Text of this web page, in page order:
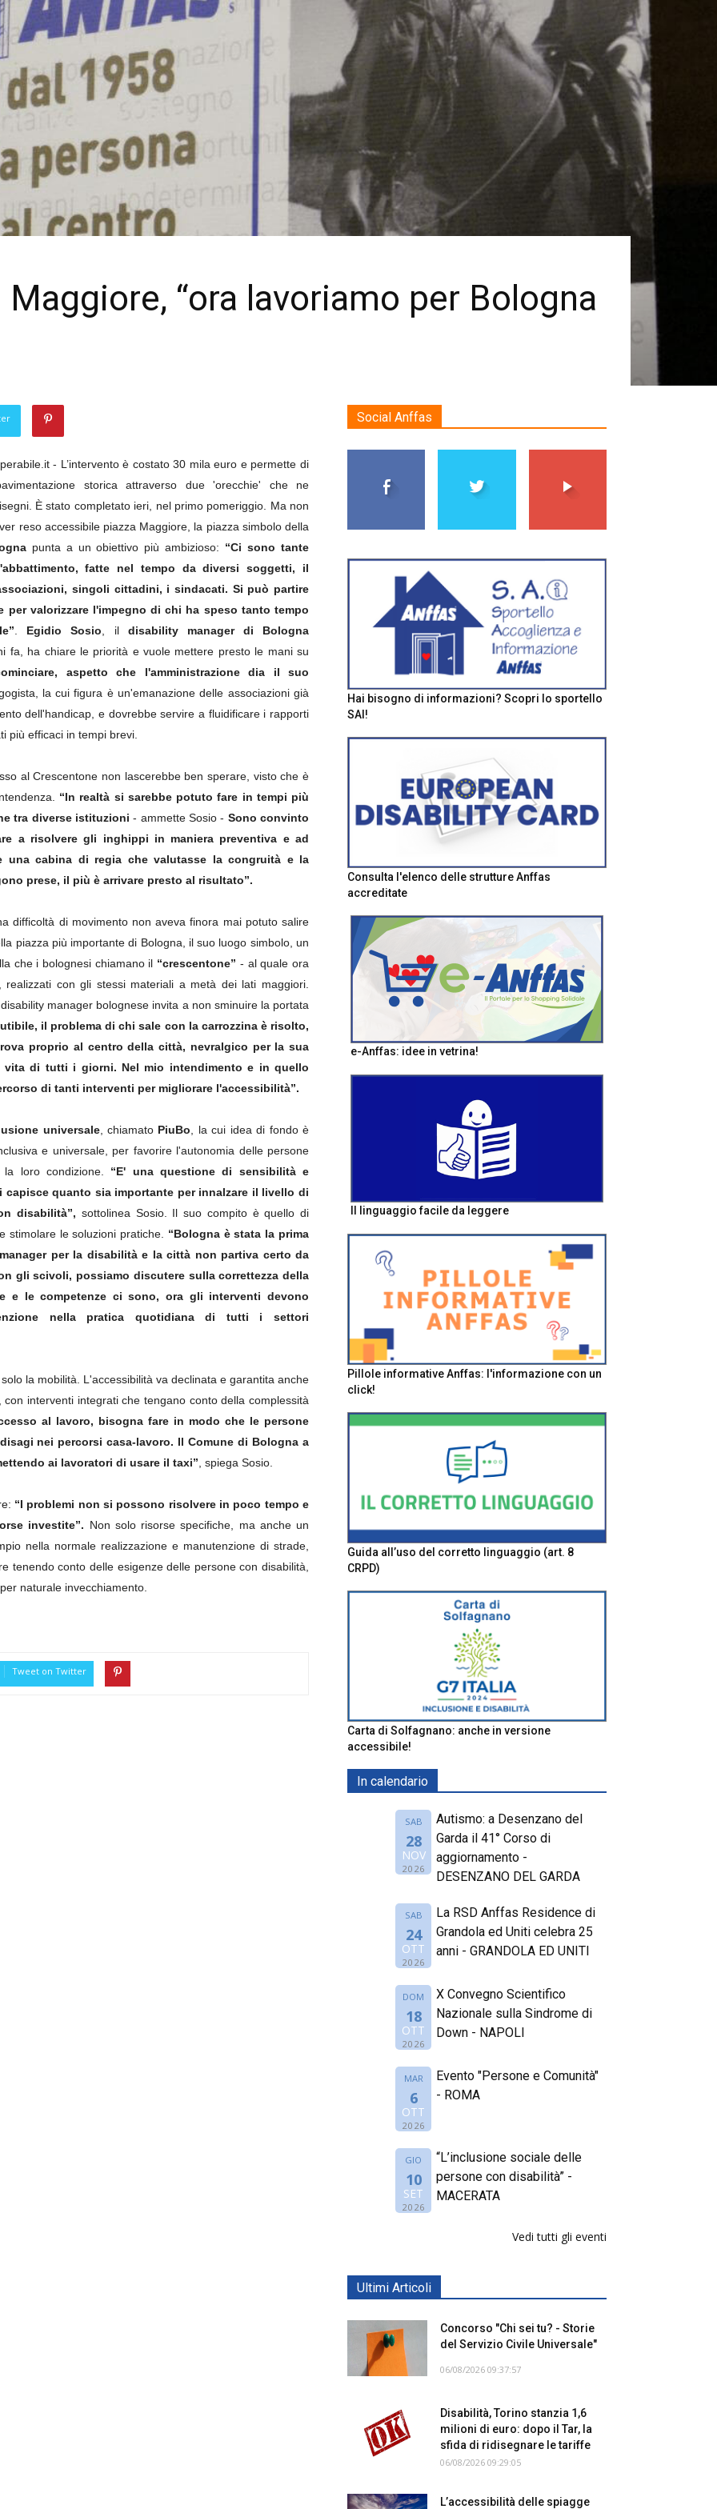
“ora lavoriamo per Bologna
- L’intervento è costato 30 mila euro e permette di
storica attraverso due 'orecchie' che ne
Èstato completato ieri, nel primo pomeriggio. Ma non
reso accessibile piazza Maggiore, la piazza simbolo della
punta a un obiettivo più ambizioso: “Ci sono tante
fatte nel tempo da diversi soggetti, il
singoli cittadini, i sindacati. Si può partire
per valorizzare l'impegno di chi ha speso tanto tempo
. Egidio Sosio, il disability manager di Bologna
fa, ha chiare le priorità e vuole mettere presto le mani su
aspetto che l'amministrazione dia il suo
la cui figura è un'emanazione delle associazioni già
dell'handicap, e dovrebbe servire a fluidificare i rapporti
più efficaci in tempi brevi.
al Crescentone non lascerebbe ben sperare, visto che è
“In realtà si sarebbe potuto fare in tempi più
tra diverse istituzioni- ammette Sosio - Sono convinto
a risolvere gli inghippi in maniera preventiva e ad
una cabina di regia che valutasse la congruità e la
prese, il più è arrivare presto al risultato”.
difficoltà di movimento non aveva finora mai potuto salire
piazza più importante di Bologna, il suo luogo simbolo, un
che i bolognesi chiamano il “crescentone” - al quale ora
con gli stessi materiali a metà dei lati maggiori.
manager bolognese invita a non sminuire la portata
il problema di chi sale con la carrozzina è risolto,
proprio al centro della città, nevralgico per la sua
vita di tutti i giorni. Nel mio intendimento e in quello
di tanti interventi per migliorare l'accessibilità”.
universale, chiamato PiuBo, la cui idea di fondo è
e universale, per favorire l'autonomia delle persone
loro condizione. “E' una questione di sensibilità e
quanto sia importante per innalzare il livello di
disabilità”, sottolinea Sosio. Il suo compito è quello di
stimolare le soluzioni pratiche. “Bologna è stata la prima
per la disabilità e la città non partiva certo da
gli scivoli, possiamo discutere sulla correttezza della
e le competenze ci sono, ora gli interventi devono
nella pratica quotidiana di tutti i settori
la mobilità. L'accessibilità va declinata e garantita anche
interventi integrati che tengano conto della complessità
al lavoro, bisogna fare in modo che le persone
nei percorsi casa-lavoro. Il Comune di Bologna a
ai lavoratori di usare il taxi”, spiega Sosio.
“I problemi non si possono risolvere in poco tempo e
investite”. Non solo risorse specifiche, ma anche un
nella normale realizzazione e manutenzione di strade,
tenendo conto delle esigenze delle persone con disabilità,
naturale invecchiamento.
Tweet on Twitter
Social Anffas
Hai bisogno di informazioni? Scopri lo sportello
SAI!
Consulta l'elenco delle strutture Anffas
accreditate
e-Anffas: idee in vetrina!
Il linguaggio facile da leggere
Pillole informative Anffas: l'informazione con un
click!
Guida all’uso del corretto linguaggio (art. 8
CRPD)
Carta di Solfagnano: anche in versione
accessibile!
In calendario
SAB
28
NOV
2026
Autismo: a Desenzano del
Garda il 41° Corso di
aggiornamento -
DESENZANO DEL GARDA
SAB
24
OTT
2026
La RSD Anffas Residence di
Grandola ed Uniti celebra 25
anni - GRANDOLA ED UNITI
DOM
18
OTT
2026
X Convegno Scientifico
Nazionale sulla Sindrome di
Down - NAPOLI
MAR
6
OTT
2026
Evento "Persone e Comunità"
- ROMA
GIO
10
SET
2026
“L’inclusione sociale delle
persone con disabilità” -
MACERATA
Vedi tutti gli eventi
Ultimi Articoli
Concorso "Chi sei tu? - Storie
del Servizio Civile Universale"
06/08/2026 09:37:57
Disabilità, Torino stanzia 1,6
milioni di euro: dopo il Tar, la
sfida di ridisegnare le tariffe
06/08/2026 09:29:05
L’accessibilità delle spiagge